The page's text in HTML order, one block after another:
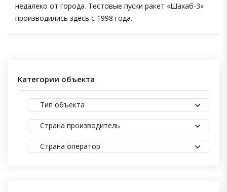
недалеко от города. Тестовые пуски ракет «Шахаб-3»
производились здесь с 1998 года.
Категории объекта
Тип объекта
Страна производитель
Страна оператор